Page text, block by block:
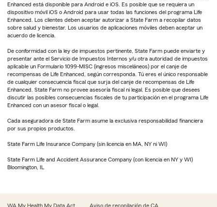
Enhanced está disponible para Android e iOS. Es posible que se requiera un
dispositivo móvil iOS o Android para usar todas las funciones del programa Life
Enhanced. Los clientes deben aceptar autorizar a State Farm a recopilar datos
sobre salud y bienestar. Los usuarios de aplicaciones móviles deben aceptar un
acuerdo de licencia.
De conformidad con la ley de impuestos pertinente, State Farm puede enviarte y
presentar ante el Servicio de Impuestos Internos y/u otra autoridad de impuestos
aplicable un Formulario 1099-MISC (ingresos misceláneos) por el canje de
recompensas de Life Enhanced, según corresponda. Tú eres el único responsable
de cualquier consecuencia fiscal que surja del canje de recompensas de Life
Enhanced. State Farm no provee asesoría fiscal ni legal. Es posible que desees
discutir las posibles consecuencias fiscales de tu participación en el programa Life
Enhanced con un asesor fiscal o legal.
Cada aseguradora de State Farm asume la exclusiva responsabilidad financiera
por sus propios productos.
State Farm Life Insurance Company (sin licencia en MA, NY ni WI)
State Farm Life and Accident Assurance Company (con licencia en NY y WI)
Bloomington, IL
WA My Health My Data Act Aviso de recopilación de CA